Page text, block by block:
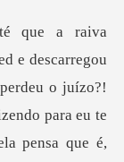
rregou
o juízo?!